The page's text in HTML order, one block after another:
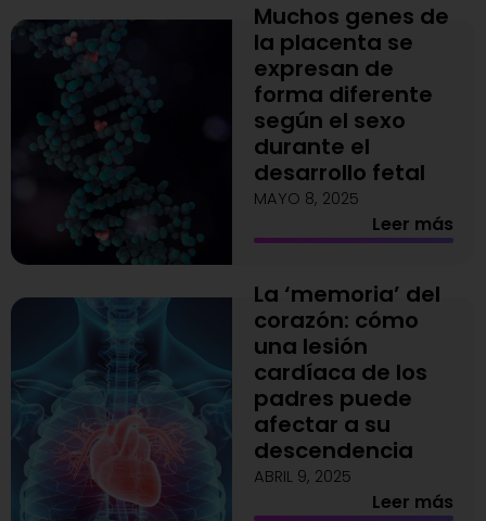
Muchos genes de
la placenta se
expresan de
forma diferente
según el sexo
durante el
desarrollo fetal
MAYO 8, 2025
Leer más
La ‘memoria’ del
corazón: cómo
una lesión
cardíaca de los
padres puede
afectar a su
descendencia
ABRIL 9, 2025
Leer más